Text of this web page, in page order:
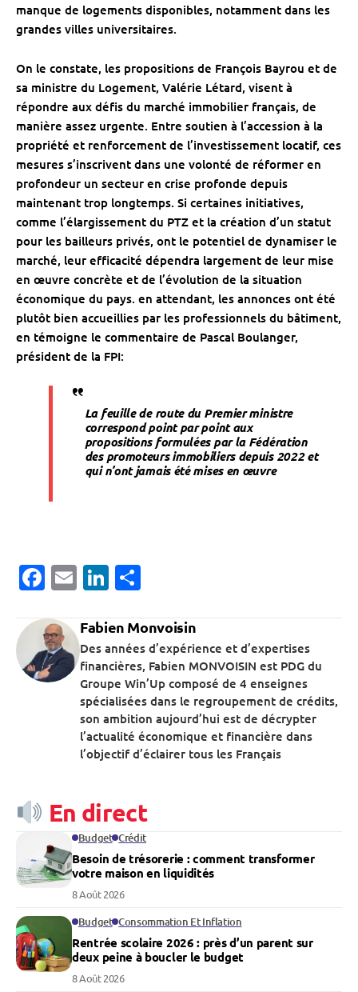
manque de logements disponibles, notamment dans les
grandes villes universitaires.
On le constate, les propositions de François Bayrou et de
sa ministre du Logement, Valérie Létard, visent à
répondre aux défis du marché immobilier français, de
manière assez urgente. Entre soutien à l’accession à la
propriété et renforcement de l’investissement locatif, ces
mesures s’inscrivent dans une volonté de réformer en
profondeur un secteur en crise profonde depuis
maintenant trop longtemps. Si certaines initiatives,
comme l’élargissement du PTZ et la création d’un statut
pour les bailleurs privés, ont le potentiel de dynamiser le
marché, leur efficacité dépendra largement de leur mise
en œuvre concrète et de l’évolution de la situation
économique du pays. en attendant, les annonces ont été
plutôt bien accueillies par les professionnels du bâtiment,
en témoigne le commentaire de Pascal Boulanger,
président de la FPI:
La feuille de route du Premier ministre
correspond point par point aux
propositions formulées par la Fédération
des promoteurs immobiliers depuis 2022 et
qui n’ont jamais été mises en œuvre
Facebook
EmailLinkedIn
Fabien Monvoisin
Des années d’expérience et d’expertises
financières, Fabien MONVOISIN est PDG du
Groupe Win’Up composé de 4 enseignes
spécialisées dans le regroupement de crédits,
son ambition aujourd’hui est de décrypter
l’actualité économique et financière dans
l’objectif d’éclairer tous les Français
En direct
Budget Crédit
Besoin de trésorerie : comment transformer
votre maison en liquidités
8 Août 2026
Budget Consommation Et Inflation
Rentrée scolaire 2026 : près d’un parent sur
deux peine à boucler le budget
8 Août 2026